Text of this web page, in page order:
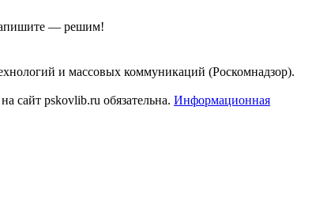
— решим!
и массовых коммуникаций (Роскомнадзор).
сайт pskovlib.ru обязательна. Информационная